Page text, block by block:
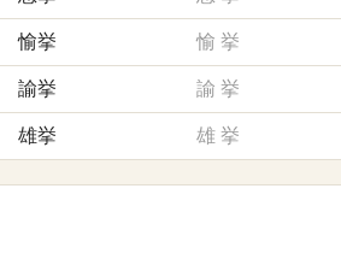
愉挙 愉 挙
諭挙 諭 挙
雄挙 雄 挙